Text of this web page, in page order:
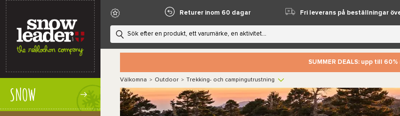
SNOW
Returer inom 60 dagar Fri leverans på beställningar
SUMMER DEALS: upp till
Välkomna > Outdoor > Trekking- och campingutrustning